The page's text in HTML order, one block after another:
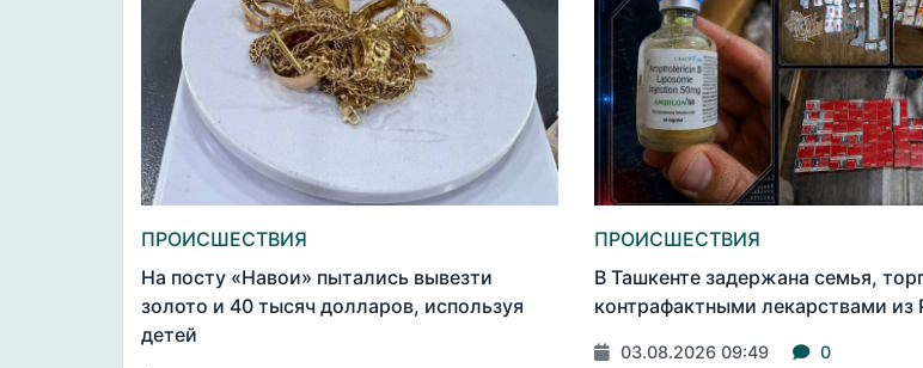
ПРОИСШЕСТВИЯ
На посту «Навои» пытались вывезти
золото и 40 тысяч долларов, используя
детей
ПРОИСШЕСТВИЯ
В Ташкенте задержана семья,
контрафактными лекарствами из
03.08.2026 09:49 0